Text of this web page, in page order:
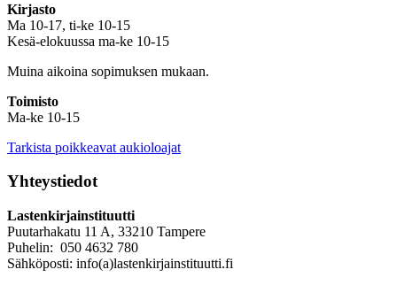
Kirjasto
Ma 10-17, ti-ke 10-15
Kesä-elokuussa ma-ke 10-15
Muina aikoina sopimuksen mukaan.
Toimisto
Ma-ke 10-15
Tarkista poikkeavat aukioloajat
Yhteystiedot
Lastenkirjainstituutti
Puutarhakatu 11 A, 33210 Tampere
Puhelin: 050 4632 780
Sähköposti: info(a)lastenkirjainstituutti.fi